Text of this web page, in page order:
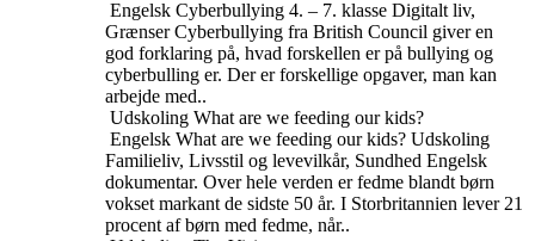
Engelsk Cyberbullying 4. – 7. klasse Digitalt liv,
Grænser Cyberbullying fra British Council giver en
god forklaring på, hvad forskellen er på bullying og
cyberbulling er. Der er forskellige opgaver, man kan
arbejde med..
Udskoling What are we feeding our kids?
Engelsk What are we feeding our kids? Udskoling
Familieliv, Livsstil og levevilkår, Sundhed Engelsk
dokumentar. Over hele verden er fedme blandt børn
vokset markant de sidste 50 år. I Storbritannien lever 21
procent af børn med fedme, når..